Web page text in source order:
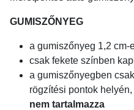
GUMISZŐNYEG
a gumiszőnyeg 1,2
csak fekete színben
a gumiszőnyegben csak
rögzítési pontok helyén,
nem tartalmazza